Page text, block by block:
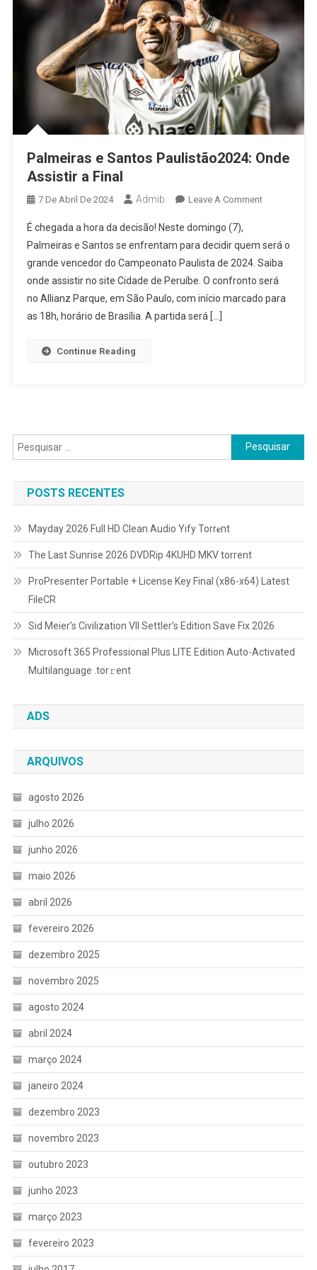
Palmeiras e Santos Paulistão2024: Onde
Assistir a Final
7 De Abril De 2024 Admib Leave A CommentOn
Santos
Onde
Assistir
É chegada a hora da decisão! Neste domingo (7),
Palmeiras e Santos se enfrentam para decidir quem será o
grande vencedor do Campeonato Paulista de 2024. Saiba
onde assistir no site Cidade de Peruíbe. O confronto será
no Allianz Parque, em São Paulo, com início marcado para
as 18h, horário de Brasília. A partida será […]
Continue Reading
Pesquisar
por:
POSTS RECENTES
Mayday 2026 Full HD Clean Audio Yify Torr𝐞nt
The Last Sunrise 2026 DVDRip 4KUHD MKV torrent
ProPresenter Portable + License Key Final (x86-x64) Latest
FileCR
Sid Meier’s Civilization VII Settler’s Edition Save Fix 2026
Microsoft 365 Professional Plus LITE Edition Auto-Activated
Multilanguage .tоr𝚛еnt
ADS
ARQUIVOS
agosto 2026
julho 2026
junho 2026
maio 2026
abril 2026
fevereiro 2026
dezembro 2025
novembro 2025
agosto 2024
abril 2024
março 2024
janeiro 2024
dezembro 2023
novembro 2023
outubro 2023
junho 2023
março 2023
fevereiro 2023